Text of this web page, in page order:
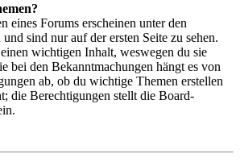
eines Forums erscheinen unter den
sind nur auf der ersten Seite zu sehen.
wichtigen Inhalt, weswegen du sie
bei den Bekanntmachungen hängt es von
ab, ob du wichtige Themen erstellen
die Berechtigungen stellt die Board-